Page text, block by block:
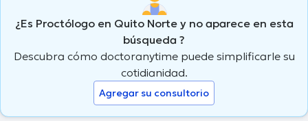
¿Es Proctólogo en Quito Norte y no aparece en esta
búsqueda ?
Descubra cómo doctoranytime puede simplificarle su
cotidianidad.
Agregar su consultorio